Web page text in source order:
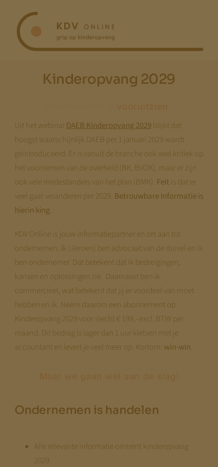
inhoud
Kinderopvang 2029
Uit het webinarDAEB Kinderopvang 2029blijkt dat
hoogst waarschijnlijk DAEB per 1 januari 2029 wordt
geïntroduceerd. Er is vanuit de branche ook veel kritiek op
het voornemen van de overheid (BK, BVOK), maar er zijn
ook vele medestanders van het plan (BMK). Feit is dat er
veel gaat veranderen per 2029. Betrouwbare Informatie is
hierin king.
KDV Online is jouw informatiepartner en zet aan tot
ondernemen. Ik (Jeroen) ben advocaat van de duivel en ik
ben ondernemer. Dat betekent dat ik bedreigingen,
kansen en oplossingen zie. Daarnaast ben ik
commercieel, wat betekent dat jij er voordeel van moet
hebben en ik. Neem daarom een abonnement op
Kinderopvang 2029 voor slecht € 199,- excl. BTW per
maand. Dit bedrag is lager dan 1 uur kletsen met je
accountant en levert je veel meer op. Kortom: win-win.
Ondernemen is handelen
Alle relevante informatie omtrent kinderopvang
2029